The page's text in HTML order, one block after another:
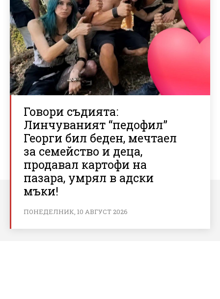
Говори съдията:
Линчуваният “педофил”
Георги бил беден, мечтаел
за семейство и деца,
продавал картофи на
пазара, умрял в адски
мъки!
ПОНЕДЕЛНИК, 10 АВГУСТ 2026